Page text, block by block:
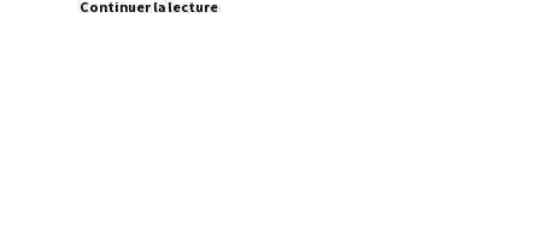
Continuer la lecture